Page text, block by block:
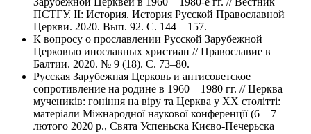
ПСТГУ. II: История. История Русской Православной
Церкви. 2020. Вып. 92. С. 144 – 157.
К вопросу о прославлении Русской Зарубежной
Церковью инославных христиан // Православие в
Балтии. 2020. № 9 (18). С. 73–80.
Русская Зарубежная Церковь и антисоветское
сопротивление на родине в 1960 – 1980 гг. // Церква
мученикiв: гонiння на вiру та Церква у ХХ столiттi:
матерiали Мiжнародної наукової конференцїї (6 – 7
лютого 2020 р., Свята Успеньска Києво-Печерьска